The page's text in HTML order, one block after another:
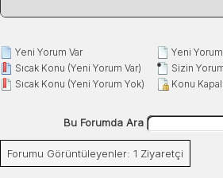
Yeni Yorum Var
Sıcak Konu (Yeni Yorum Var)
Sıcak Konu (Yeni Yorum Yok)
Yeni
Sizin
Konu Kapalı
Bu Forumda Ara
Forumu Görüntüleyenler: 1 Ziyaretçi